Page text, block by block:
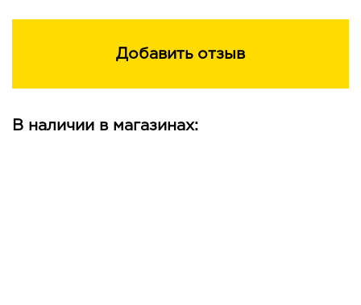
PROPYLENE GLYCOL, SEA SALT, FUCUS VESICULOSUS
EXTRACT, PANTHENOL, AMINOMETHYLPROPANOL,
Добавить отзыв
В наличии в магазинах: